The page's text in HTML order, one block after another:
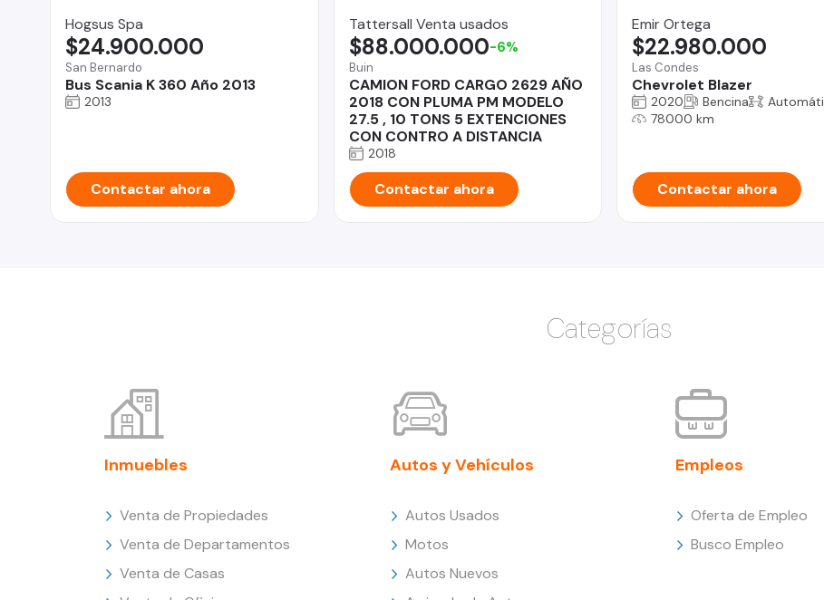
Hogsus Spa
San Bernardo
Bus Scania K 360 Año 2013
$24.900.000
2013
Contactar ahora
Tattersall Venta usados
Buin
CAMION FORD CARGO 2629 AÑO
2018 CON PLUMA PM MODELO
27.5 , 10 TONS 5 EXTENCIONES
CON CONTRO A DISTANCIA
$88.000.000-6%
2018
Contactar ahora
Emir Ortega
Las Condes
Chevrolet Blazer
$22.980.000
2020 Bencina
78000 km
Contactar ahora
Categorías
Inmuebles
Venta de Propiedades
Venta de Departamentos
Venta de Casas
Autos y Vehículos
Autos Usados
Motos
Autos Nuevos
Empleos
Oferta de Empleo
Busco Empleo